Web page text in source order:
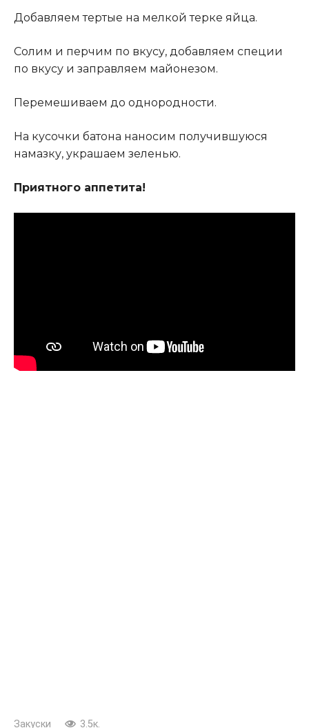
Добавляем тертые на мелкой терке яйца.
Солим и перчим по вкусу, добавляем специи
по вкусу и заправляем майонезом.
Перемешиваем до однородности.
На кусочки батона наносим получившуюся
намазку, украшаем зеленью.
Приятного аппетита!
Закуски 3.5к.